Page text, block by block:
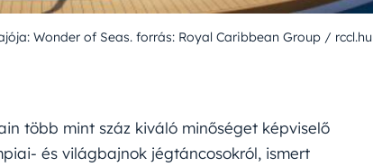
Wonder of Seas. forrás: Royal Caribbean Group / rccl.hu
több mint száz kiváló minőséget képviselő
és világbajnok jégtáncosokról, ismert